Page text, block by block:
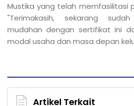
Mustika yang telah memfasilitasi
"Terimakasih, sekarang
mudahan dengan sertifikat ini
modal usaha dan masa depan
Artikel Terkait